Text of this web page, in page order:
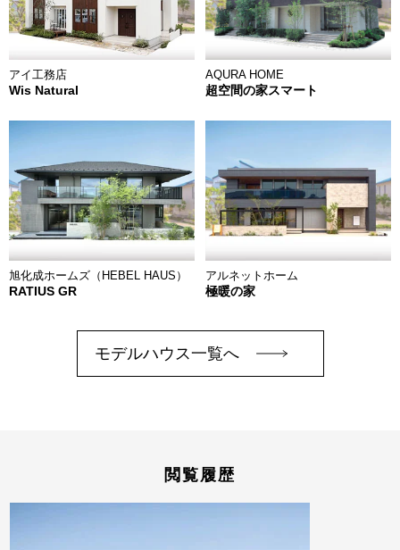
アイ工務店
Wis Natural
AQURA HOME
超空間の家スマート
旭化成ホームズ（HEBEL HAUS）
RATIUS GR
アルネットホーム
極暖の家
モデルハウス一覧へ
閲覧履歴